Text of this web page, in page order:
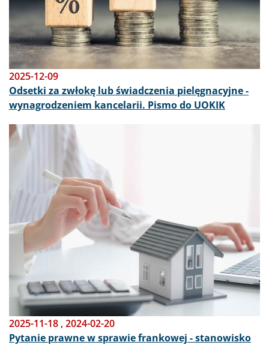
2025-12-09
Odsetki za zwłokę lub świadczenia pielęgnacyjne -
wynagrodzeniem kancelarii. Pismo do UOKIK
Obraz
2025-11-18 ,2024-02-20
Pytanie prawne w sprawie frankowej - stanowisko